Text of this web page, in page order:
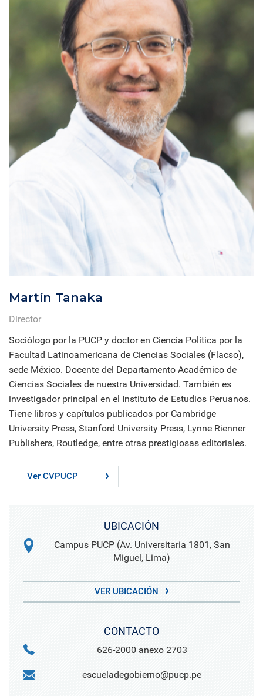
Martín Tanaka
Director
Sociólogo por la PUCP y doctor en Ciencia Política por la
Facultad Latinoamericana de Ciencias Sociales (Flacso),
sede México. Docente del Departamento Académico de
Ciencias Sociales de nuestra Universidad. También es
investigador principal en el Instituto de Estudios Peruanos.
Tiene libros y capítulos publicados por Cambridge
University Press, Stanford University Press, Lynne Rienner
Publishers, Routledge, entre otras prestigiosas editoriales.
Ver CVPUCP
UBICACIÓN
Campus PUCP (Av. Universitaria 1801, San
Miguel, Lima)
VER UBICACIÓN
CONTACTO
626-2000 anexo 2703
escueladegobierno@pucp.pe